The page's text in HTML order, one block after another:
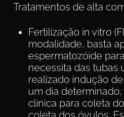
Tratamentos de alta
Fertilização in vitro
modalidade, basta
espermatozóide
necessita das tubas
realizado indução
um dia determinado,
clínica para coleta